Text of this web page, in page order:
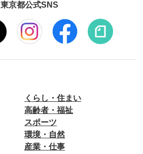
東京都公式SNS
くらし・住まい
高齢者・福祉
スポーツ
環境・自然
産業・仕事